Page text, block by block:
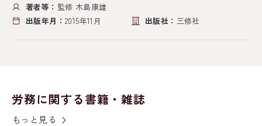
著者等： 監修 木島康雄
出版年月： 2015年11月 出版社： 三修社
労務に関する書籍・雑誌
もっと見る